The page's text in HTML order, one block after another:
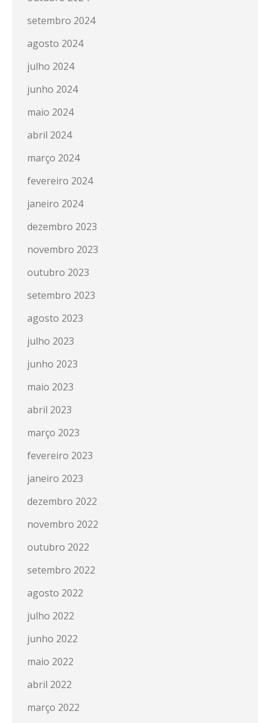
setembro 2024
agosto 2024
julho 2024
junho 2024
maio 2024
abril 2024
março 2024
fevereiro 2024
janeiro 2024
dezembro 2023
novembro 2023
outubro 2023
setembro 2023
agosto 2023
julho 2023
junho 2023
maio 2023
abril 2023
março 2023
fevereiro 2023
janeiro 2023
dezembro 2022
novembro 2022
outubro 2022
setembro 2022
agosto 2022
julho 2022
junho 2022
maio 2022
abril 2022
março 2022